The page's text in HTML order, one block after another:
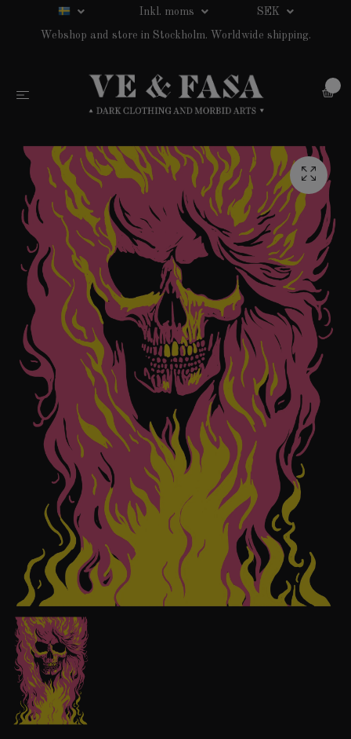
Inkl. moms SEK
Webshop and store in Stockholm. Worldwide shipping.